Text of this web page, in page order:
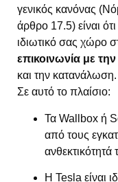
γενικός κανόνας
άρθρο 17.5) είναι
ιδιωτικό σας χώρο
επικοινωνία με
και την κατανάλωση.
Σε αυτό το πλαίσιο:
Τα Wallbox ή
από τους
ανθεκτικότητά
Η Tesla είναι